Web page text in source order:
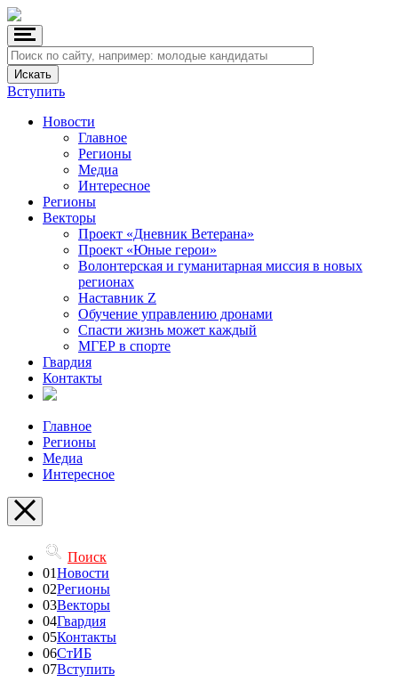
Вступить
Новости
Главное
Регионы
Медиа
Интересное
Регионы
Векторы
Проект «Дневник Ветерана»
Проект «Юные герои»
Волонтерская и гуманитарная миссия в новых
регионах
Наставник Z
Обучение управлению дронами
Спасти жизнь может каждый
МГЕР в спорте
Гвардия
Контакты
Главное
Регионы
Медиа
Интересное
Поиск
01Новости
02Регионы
03Векторы
04Гвардия
05Контакты
06СтИБ
07Вступить